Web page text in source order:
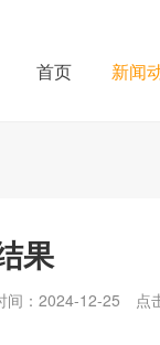
首页 新闻
果
间：2024-12-25 点